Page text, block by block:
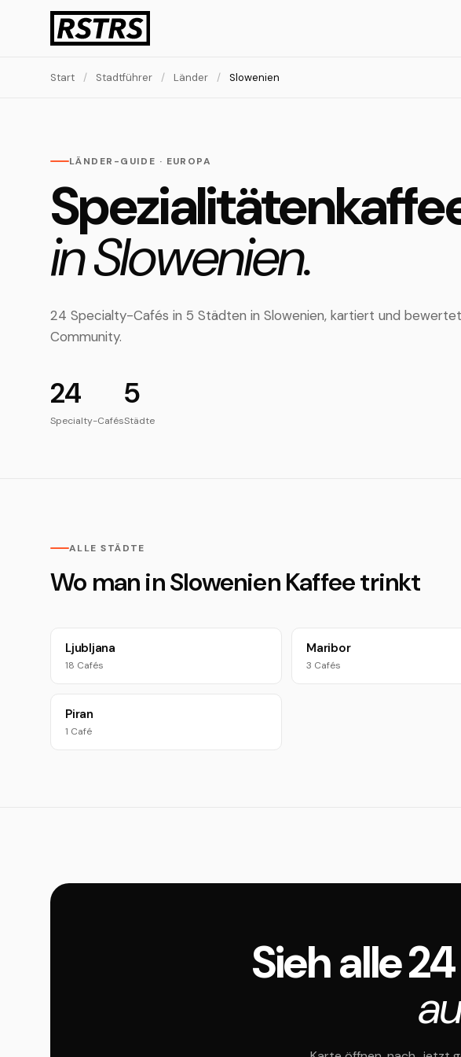
Start / Stadtführer / Länder / Slowenien
LÄNDER-GUIDE · EUROPA
in Slowenien.
24 Specialty-Cafés in 5 Städten in Slowenien, kartiert und
Community.
24
Specialty-Cafés
5
Städte
ALLE STÄDTE
Wo man in Slowenien Kaffee trinkt
Ljubljana
18 Cafés
Maribor
3 Cafés
Piran
1 Café
Sieh alle